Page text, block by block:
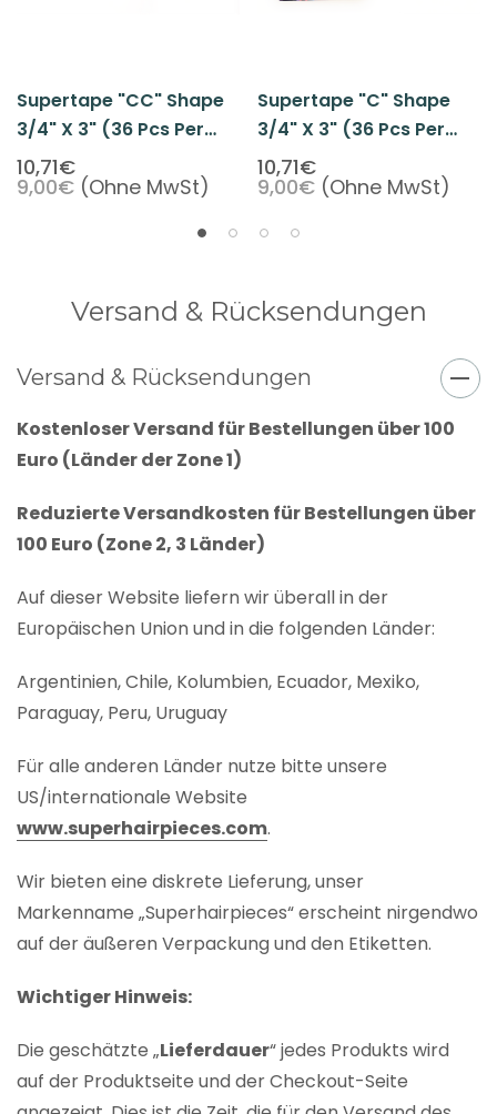
Supertape "CC" Shape
3/4" X 3" (36 Pcs Per
Pack)
10,71€
9,00€ (Ohne MwSt)
Supertape "C" Shape
3/4" X 3" (36 Pcs Per
Pack)
10,71€
9,00€ (Ohne MwSt)
Versand & Rücksendungen
Versand & Rücksendungen
Kostenloser Versand für Bestellungen über 100
Euro (Länder der Zone 1)
Reduzierte Versandkosten für Bestellungen über
100 Euro (Zone 2, 3 Länder)
Auf dieser Website liefern wir überall in der
Europäischen Union und in die folgenden Länder:
Argentinien, Chile, Kolumbien, Ecuador, Mexiko,
Paraguay, Peru, Uruguay
Für alle anderen Länder nutze bitte unsere
US/internationale Website
www.superhairpieces.com.
Wir bieten eine diskrete Lieferung, unser
Markenname „Superhairpieces“ erscheint nirgendwo
auf der äußeren Verpackung und den Etiketten.
Wichtiger Hinweis:
Die geschätzte „Lieferdauer“ jedes Produkts wird
auf der Produktseite und der Checkout-Seite